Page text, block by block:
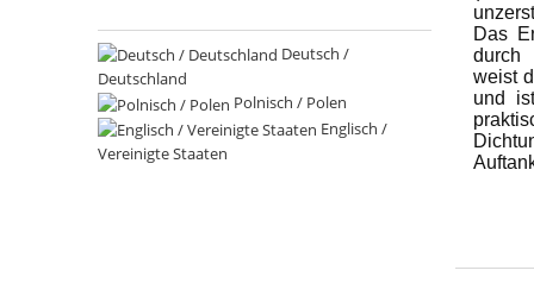
Deutsch /
Deutschland
Polnisch / Polen
Englisch /
Vereinigte Staaten
Das
durch
weist
und